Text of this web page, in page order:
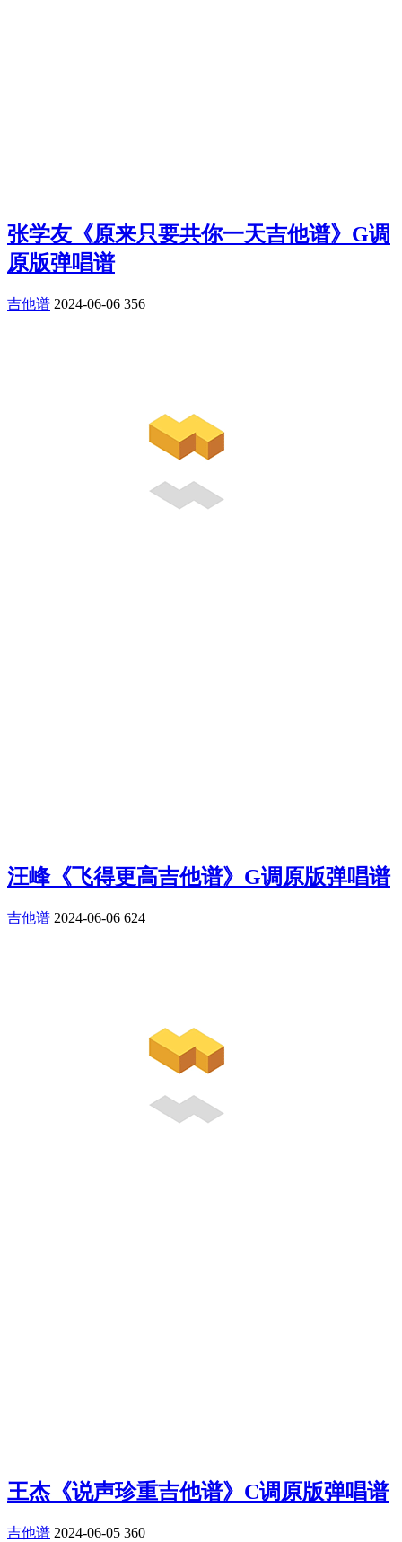
张学友《原来只要共你一天吉他谱》G调
原版弹唱谱
吉他谱 2024-06-06 356
汪峰《飞得更高吉他谱》G调原版弹唱谱
吉他谱 2024-06-06 624
王杰《说声珍重吉他谱》C调原版弹唱谱
吉他谱 2024-06-05 360